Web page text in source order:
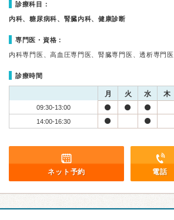
診療科目：
内科、糖尿病科、腎臓内科、健康診断
専門医・資格：
内科専門医、高血圧専門医、腎臓専門医、透析専門医
診療時間
月 火 水 木
09:30-13:00
14:00-16:30
ネット予約 電話